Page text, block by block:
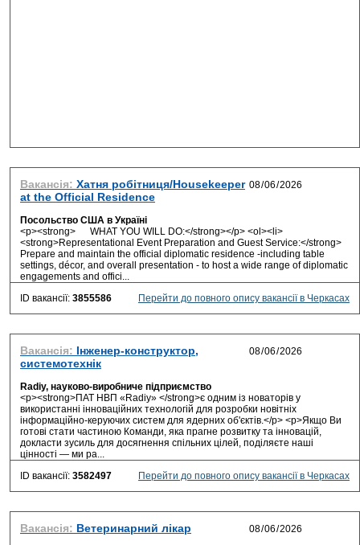
Вакансія: Хатня робітниця/Housekeeper
at the Official Residence
Посольство США в Україні
<p><strong> WHAT YOU WILL DO:</strong></p> <ol><li>
<strong>Representational Event Preparation and Guest Service:</strong>
Prepare and maintain the official diplomatic residence -including table
settings, décor, and overall presentation - to host a wide range of diplomatic
engagements and offici...
ID вакансії: 3855586 Перейти до повного опису вакансії в Черкасах
Вакансія: Інженер-конструктор,
системотехнік
Radiy, науково-виробниче підприємство
<p><strong>ПАТ НВП «Radiy» </strong>є одним із новаторів у
використанні інноваційних технологій для розробки новітніх
інформаційно-керуючих систем для ядерних об'єктів.</p> <p>Якщо Ви
готові стати частиною Команди, яка прагне розвитку та інновацій,
докласти зусиль для досягнення спільних цілей, поділяєте наші
цінності — ми ра...
ID вакансії: 3582497 Перейти до повного опису вакансії в Черкасах
Вакансія: Ветеринарний лікар